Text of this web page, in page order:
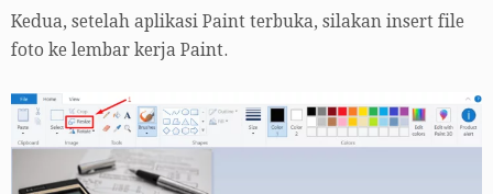
Kedua, setelah aplikasi Paint terbuka, silakan insert file
foto ke lembar kerja Paint.